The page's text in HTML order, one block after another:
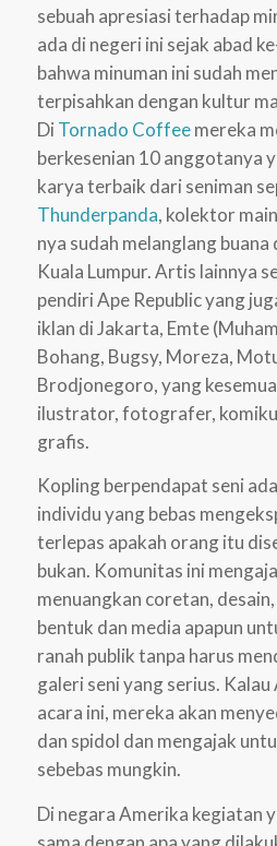
sebuah apresiasi terhadap
ada di negeri ini sejak abad
bahwa minuman ini sudah
terpisahkan dengan kultur
Di Tornado Coffeemereka
berkesenian 10 anggotanya
karya terbaik dari seniman
Thunderpanda, kolektor
nya sudah melanglang
Kuala Lumpur. Artis lainnya
pendiri Ape Republic yang
iklan di Jakarta, Emte
Bohang, Bugsy, Moreza,
Brodjonegoro, yang
ilustrator, fotografer,
grafis.
Kopling berpendapat seni
individu yang bebas
terlepas apakah orang itu
bukan. Komunitas ini
menuangkan coretan,
bentuk dan media apapun
ranah publik tanpa harus
galeri seni yang serius.
acara ini, mereka akan
dan spidol dan mengajak
sebebas mungkin.
Di negara Amerika kegiatan